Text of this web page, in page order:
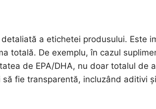
a etichetei produsului. Este
totală. De exemplu, în cazul
de EPA/DHA, nu doar totalul de
fie transparentă, incluzând aditivi